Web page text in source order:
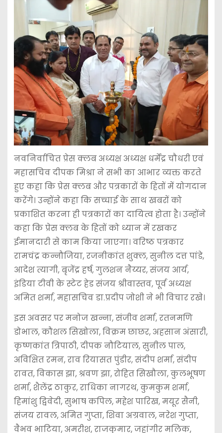
नवनिर्वाचित प्रेस क्लब अध्यक्ष अध्यक्ष धर्मेंद्र चौधरी एवं
महासचिव दीपक मिश्रा ने सभी का आभार व्यक्त करते
हुए कहा कि प्रेस क्लब और पत्रकारों के हितों में योगदान
करेंगे। उन्होंने कहा कि सच्चाई के साथ खबरों को
प्रकाशित करना ही पत्रकारों का दायित्व होता है। उन्होंने
कहा कि प्रेस क्लब के हितों को ध्यान में रखकर
ईमानदारी से काम किया जाएगा। वरिष्ठ पत्रकार
रामचंद्र कन्नौजिया, रजनीकांत शुक्ल, सुनील दत्त पांडे,
आदेश त्यागी, बृजेंद्र हर्ष, गुलशन नैय्यर, संजय आर्य,
इंडिया टीवी के स्टेट हेड संजय श्रीवास्तव, पूर्व अध्यक्ष
अमित शर्मा, महासचिव डा.प्रदीप जोशी ने भी विचार रखे।
इस अवसर पर मनोज खन्ना, संजीव शर्मा, रतनमणि
डोभाल, कौशल सिखोला, विक्रम छाछर, अहसान अंसारी,
कृष्णकांत त्रिपाठी, दीपक नौटियाल, सुनील पाल,
अविक्षित रमन, राव रियासत पुंडीर, संदीप शर्मा, संदीप
रावत, विकास झा, श्रवण झा, रोहित सिखौला, कुलभूषण
शर्मा, शैलेंद्र ठाकुर, राधिका नागरथ, कुमकुम शर्मा,
हिमांशु द्विवेदी, सुभाष कपिल, महेश पारिख, मयूर सैनी,
संजय रावल, अमित गुप्ता, शिवा अग्रवाल, नरेश गुप्ता,
वैभव भाटिया, अमरीश, राजकुमार, जहांगीर मलिक,